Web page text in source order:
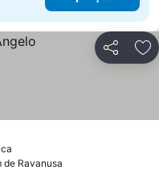
Partilhar
de Ravanusa